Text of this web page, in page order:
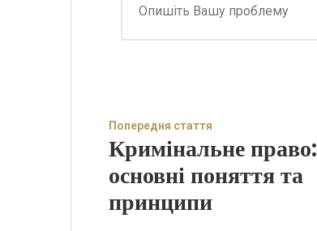
Попередня стаття
Кримінальне право:
основні поняття та
принципи